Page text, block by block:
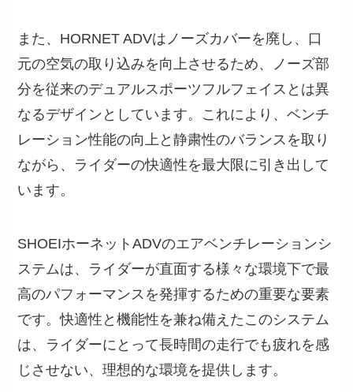
また、HORNET ADVはノーズカバーを廃し、口
元の空気の取り込みを向上させるため、ノーズ部
分を従来のデュアルスポーツフルフェイスとは異
なるデザインとしています。これにより、ベンチ
レーション性能の向上と静粛性のバランスを取り
ながら、ライダーの快適性を最大限に引き出して
います。
SHOEIホーネットADVのエアベンチレーションシ
ステムは、ライダーが直面する様々な環境下で最
高のパフォーマンスを発揮するための重要な要素
です。快適性と機能性を兼ね備えたこのシステム
は、ライダーにとって長時間の走行でも疲れを感
じさせない、理想的な環境を提供します。